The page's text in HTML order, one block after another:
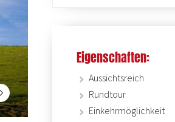
Eigenschaften:
Aussichtsreich
Rundtour
Einkehrmöglichkeit